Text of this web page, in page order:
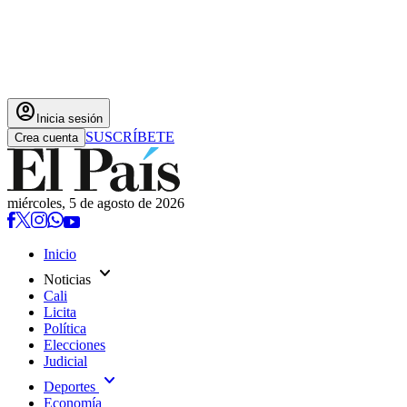
account_circle Inicia sesión
Crea cuenta SUSCRÍBETE
miércoles, 5 de agosto de 2026
Inicio
Noticias expand_more
Cali
Licita
Política
Elecciones
Judicial
Deportes expand_more
Economía